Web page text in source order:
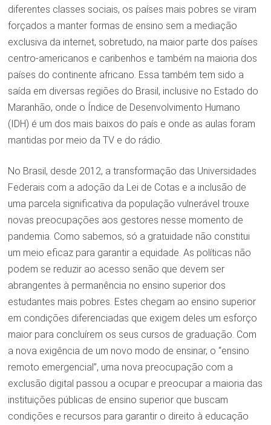
diferentes classes sociais, os países mais pobres se viram
forçados a manter formas de ensino sem a mediação
exclusiva da internet, sobretudo, na maior parte dos países
centro-americanos e caribenhos e também na maioria dos
países do continente africano. Essa também tem sido a
saída em diversas regiões do Brasil, inclusive no Estado do
Maranhão, onde o Índice de Desenvolvimento Humano
(IDH) é um dos mais baixos do país e onde as aulas foram
mantidas por meio da TV e do rádio.
No Brasil, desde 2012, a transformação das Universidades
Federais com a adoção da Lei de Cotas e a inclusão de
uma parcela significativa da população vulnerável trouxe
novas preocupações aos gestores nesse momento de
pandemia. Como sabemos, só a gratuidade não constitui
um meio eficaz para garantir a equidade. As políticas não
podem se reduzir ao acesso senão que devem ser
abrangentes à permanência no ensino superior dos
estudantes mais pobres. Estes chegam ao ensino superior
em condições diferenciadas que exigem deles um esforço
maior para concluírem os seus cursos de graduação. Com
a nova exigência de um novo modo de ensinar, o “ensino
remoto emergencial”, uma nova preocupação com a
exclusão digital passou a ocupar e preocupar a maioria das
instituições públicas de ensino superior que buscam
condições e recursos para garantir o direito à educação